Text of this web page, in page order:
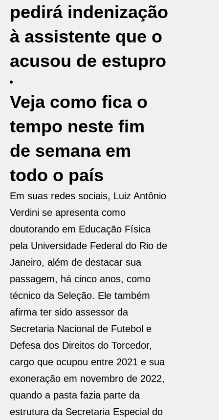
pedirá indenização
à assistente que o
acusou de estupro
Veja como fica o
tempo neste fim
de semana em
todo o país
Em suas redes sociais, Luiz Antônio
Verdini se apresenta como
doutorando em Educação Física
pela Universidade Federal do Rio de
Janeiro, além de destacar sua
passagem, há cinco anos, como
técnico da Seleção. Ele também
afirma ter sido assessor da
Secretaria Nacional de Futebol e
Defesa dos Direitos do Torcedor,
cargo que ocupou entre 2021 e sua
exoneração em novembro de 2022,
quando a pasta fazia parte da
estrutura da Secretaria Especial do